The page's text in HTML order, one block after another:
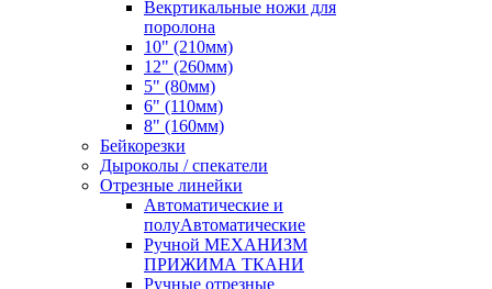
Векртикальные ножи для
поролона
10" (210мм)
12" (260мм)
5" (80мм)
6" (110мм)
8" (160мм)
Бейкорезки
Дыроколы / спекатели
Отрезные линейки
Автоматические и
полуАвтоматические
Ручной МЕХАНИЗМ
ПРИЖИМА ТКАНИ
Ручные отрезные